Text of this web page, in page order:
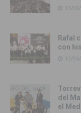
13/
Rafal
con
13/
del
el